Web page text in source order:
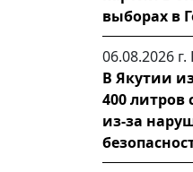
выборах в
06.08.2026 г.
В Якутии
400 литров
из-за